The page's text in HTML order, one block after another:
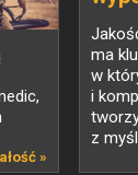
»
ma
w
i
z